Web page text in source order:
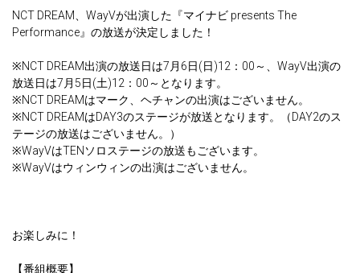
NCT DREAM、WayVが出演した『マイナビ presents The
Performance』の放送が決定しました！
※NCT DREAM出演の放送日は7月6日(日)12：00～、WayV出演の
放送日は7月5日(土)12：00～となります。
※NCT DREAMはマーク、ヘチャンの出演はございません。
※NCT DREAMはDAY3のステージが放送となります。（DAY2のス
テージの放送はございません。）
※WayVはTENソロステージの放送もございます。
※WayVはウィンウィンの出演はございません。
お楽しみに！
【番組概要】